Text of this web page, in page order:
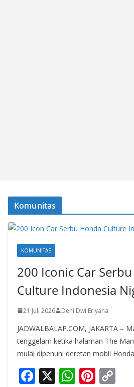
Komunitas
KOMUNITAS
200 Iconic Car
Culture Indonesia
21 Juli 2026 Deni Dwi Eriyana
JADWALBALAP.COM, JAKARTA –
tenggelam ketika halaman The
mulai dipenuhi deretan mobil
F X W Pi